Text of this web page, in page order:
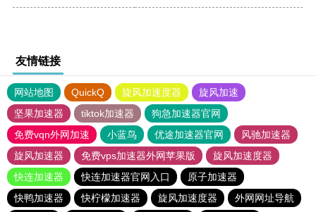
友情链接
网站地图 QuickQ 旋风加速度器
旋风加速
坚果加速器
tiktok加速器
狗急加速器官网
免费vqn外网加速
小蓝鸟 优途加速器官网
风驰加速器
旋风加速器
免费vps加速器外网苹果版
旋风加速度器
快连加速器
快连加速器官网入口
原子加速器
快鸭加速器
快柠檬加速器 旋风加速度器 外网网址导航